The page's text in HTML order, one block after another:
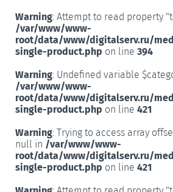
Warning: Attempt to read property
/var/www/www-
root/data/www/digitalserv.ru/
single-product.php on line 394
Warning: Undefined variable
/var/www/www-
root/data/www/digitalserv.ru/
single-product.php on line 421
Warning: Trying to access array
null in /var/www/www-
root/data/www/digitalserv.ru/
single-product.php on line 421